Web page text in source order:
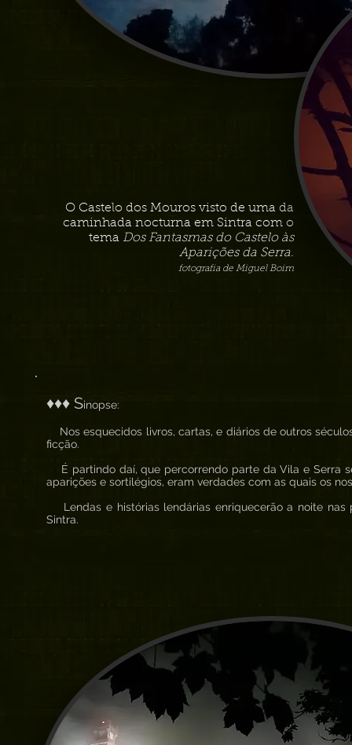
O Castelo dos Mouros visto de uma da
caminhada nocturna em Sintra com o
tema Dos Fantasmas do Castelo às
Aparições da Serra.
fotografia de Miguel Boim
♦♦♦ Sinopse:
Nos esquecidos livros, cartas, e diários de outros
ficção.
É partindo daí, que percorrendo parte da Vila e Serra
aparições e sortilégios, eram verdades com as quais os
Lendas e histórias lendárias enriquecerão a noite nas
Sintra.